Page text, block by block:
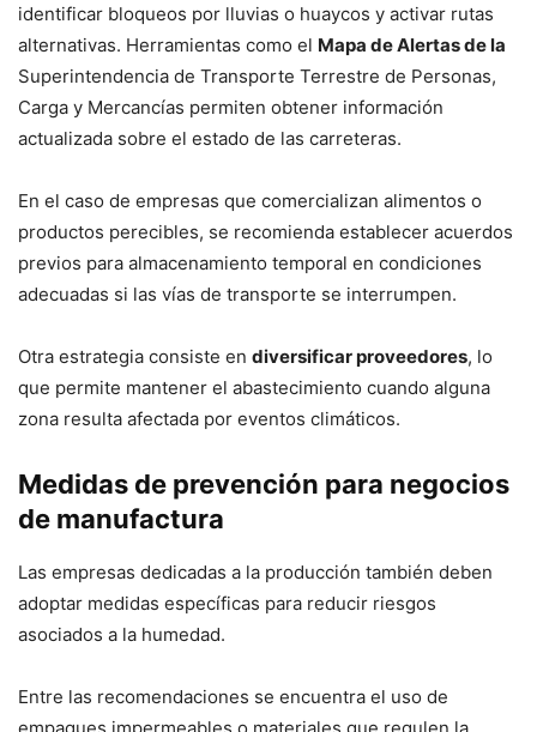
identificar bloqueos por lluvias o huaycos y activar rutas
alternativas. Herramientas como el Mapa de Alertas de la
Superintendencia de Transporte Terrestre de Personas,
Carga y Mercancías permiten obtener información
actualizada sobre el estado de las carreteras.
En el caso de empresas que comercializan alimentos o
productos perecibles, se recomienda establecer acuerdos
previos para almacenamiento temporal en condiciones
adecuadas si las vías de transporte se interrumpen.
Otra estrategia consiste en diversificar proveedores, lo
que permite mantener el abastecimiento cuando alguna
zona resulta afectada por eventos climáticos.
Medidas de prevención para negocios
de manufactura
Las empresas dedicadas a la producción también deben
adoptar medidas específicas para reducir riesgos
asociados a la humedad.
Entre las recomendaciones se encuentra el uso de
empaques impermeables o materiales que regulen la